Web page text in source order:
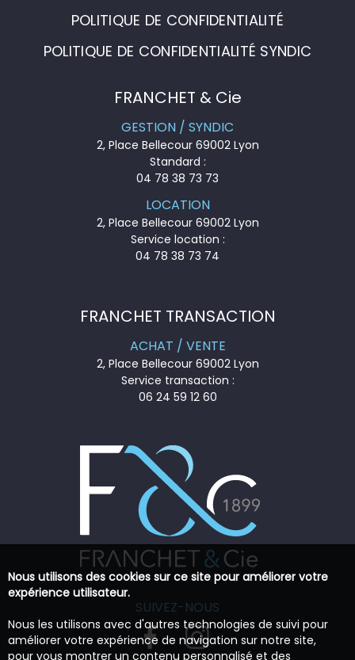
POLITIQUE DE CONFIDENTIALITÉ
POLITIQUE DE CONFIDENTIALITÉ SYNDIC
FRANCHET & Cie
GESTION / SYNDIC
2, Place Bellecour 69002 Lyon
Standard :
04 78 38 73 73
LOCATION
2, Place Bellecour 69002 Lyon
Service location :
04 78 38 73 74
FRANCHET TRANSACTION
ACHAT / VENTE
2, Place Bellecour 69002 Lyon
Service transaction :
06 24 59 12 60
SUIVEZ-NOUS
Nous utilisons des cookies sur ce site pour améliorer votre
expérience utilisateur.
Nous les utilisons avec d'autres technologies de suivi pour
améliorer votre expérience de navigation sur notre site,
pour vous montrer un contenu personnalisé et des